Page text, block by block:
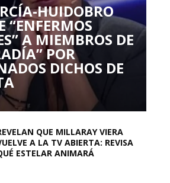
HUIDOBRO
“ENFERMOS
A MIEMBROS DE
POR
DICHOS DE
QUE MILLARAY VIERA
A LA TV ABIERTA: REVISA
ESTELAR ANIMARÁ